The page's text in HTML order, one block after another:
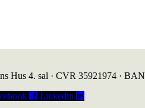
Hus 4. sal · CVR 35921974 ·
Linkedin